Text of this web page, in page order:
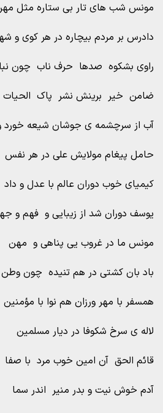
مونس شب های تار بی ستاره مثل مهر
دادرس بر مردم بیچاره در هر کوی و
راوی بشکوه صدها حرف ناب چون
ضامن خیر برینش نشر پاک الحیات
آب از سرچشمه ی جوشان شیعه خورد
حامل پیغام مولایش علی در هر نفس
کیمیای خوب دوران عالم با عدل و داد
یوسف دوران شد از زیبایی و فهم و
مونس ما در غروب یی پناهی و مهن
باد بان کشتی در هم تنیده چون وطن
همسفر با مهر ورزان هم نوا با مؤمنین
لاله ی سرخ شکوفا در دیار مسلمین
قائم الحق آن امین خوب مرد با صفا
آدم خوش نیت و بدر منیر اندر سما